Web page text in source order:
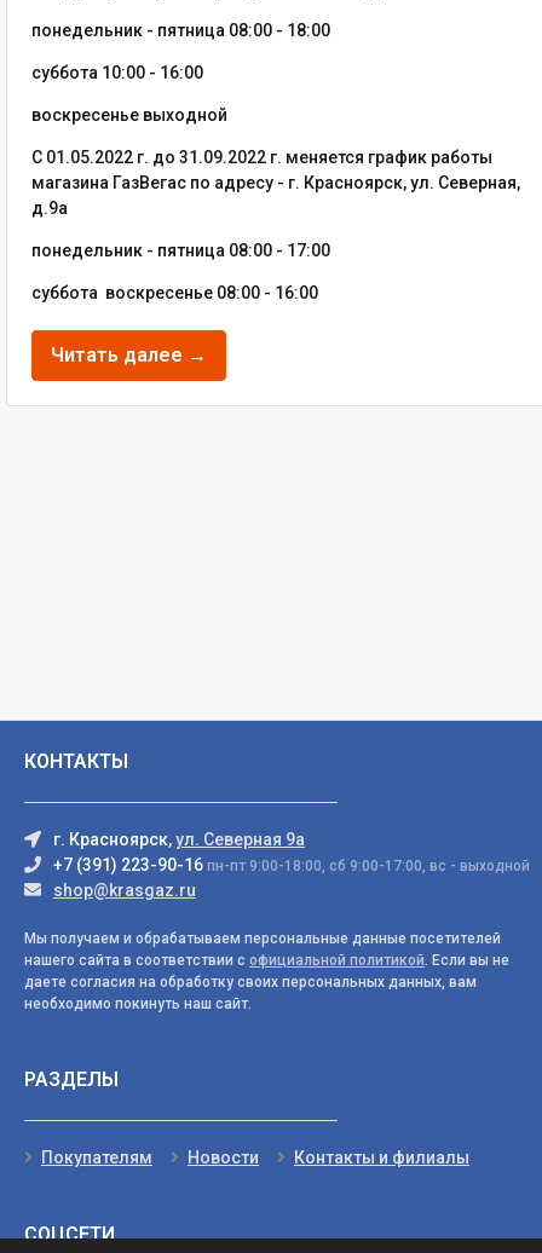
понедельник - пятница 08:00 - 18:00
суббота 10:00 - 16:00
воскресенье выходной
С 01.05.2022 г. до 31.09.2022 г. меняется график работы
магазина ГазВегас по адресу - г. Красноярск, ул. Северная,
д.9а
понедельник - пятница 08:00 - 17:00
суббота воскресенье 08:00 - 16:00
Читать далее →
КОНТАКТЫ
г. Красноярск,ул. Северная 9а
+7 (391) 223-90-16 пн-пт 9:00-18:00, сб 9:00-17:00, вс - выходной
shop@krasgaz.ru
Мы получаем и обрабатываем персональные данные посетителей
нашего сайта в соответствии с официальной политикой. Если вы не
даете согласия на обработку своих персональных данных, вам
необходимо покинуть наш сайт.
РАЗДЕЛЫ
Покупателям Новости Контакты и филиалы
СОЦСЕТИ